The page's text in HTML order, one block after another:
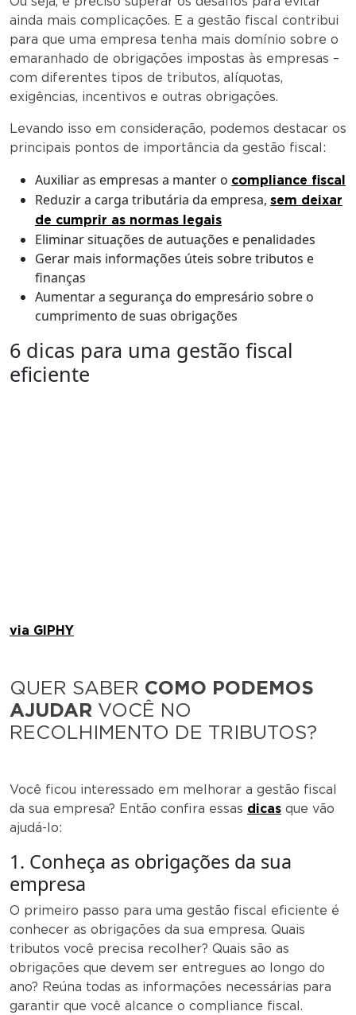
ainda mais complicações. E a gestão fiscal contribui
para que uma empresa tenha mais domínio sobre o
emaranhado de obrigações impostas às empresas –
com diferentes tipos de tributos, alíquotas,
exigências, incentivos e outras obrigações.
Levando isso em consideração, podemos destacar os
principais pontos de importância da gestão fiscal:
Auxiliar as empresas a manter o compliance fiscal
Reduzir a carga tributária da empresa, sem deixar
de cumprir as normas legais
Eliminar situações de autuações e penalidades
Gerar mais informações úteis sobre tributos e
finanças
Aumentar a segurança do empresário sobre o
cumprimento de suas obrigações
6 dicas para uma gestão fiscal
eficiente
via GIPHY
QUER SABER COMO PODEMOS
AJUDAR VOCÊ NO
RECOLHIMENTO DE TRIBUTOS?
Você ficou interessado em melhorar a gestão fiscal
da sua empresa? Então confira essas dicas que vão
ajudá-lo:
1. Conheça as obrigações da sua
empresa
O primeiro passo para uma gestão fiscal eficiente é
conhecer as obrigações da sua empresa. Quais
tributos você precisa recolher? Quais são as
obrigações que devem ser entregues ao longo do
ano? Reúna todas as informações necessárias para
garantir que você alcance o compliance fiscal.